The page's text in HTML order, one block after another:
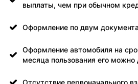
выплаты, чем при обычном
Оформление по двум
Оформление автомобиля на
месяца пользования его можно